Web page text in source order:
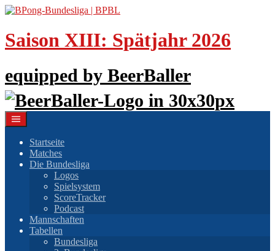
Springe
Inhalt
Saison XIII: Spätjahr 2026
equipped by BeerBaller
Startseite
Matches
Die Bundesliga
Logos
Spielsystem
ScoreTracker
Podcast
Mannschaften
Tabellen
Bundesliga